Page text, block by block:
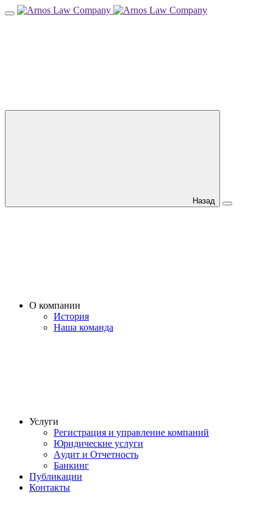
Назад
О компании
История
Наша команда
Услуги
Регистрация и управление компаний
Юридические услуги
Aудит и Отчетность
Банкинг
Публикации
Контакты